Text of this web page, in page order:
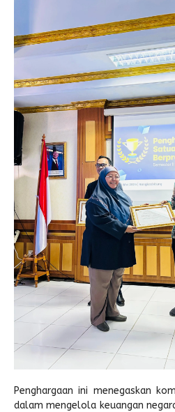
Penghargaan ini menegaskan
dalam mengelola keuangan